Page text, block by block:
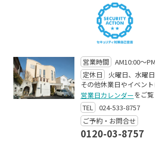
営業時間
AM10:00～
定休日
火曜日、水曜日
その他休業日やイベント
営業日カレンダーをご覧
TEL 024-533-8757
ご予約・お問合せ
0120-03-8757